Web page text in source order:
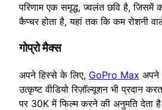
परिणाम एक समृद्ध, ज्वलंत छवि है, जिसमें
कैप्चर होता है, यहां तक कि कम रोशनी
गोप्रो मैक्स
अपने हिस्से के लिए, GoPro Max अपने
उत्कृष्ट वीडियो रिज़ॉल्यूशन भी प्रदान
पर 30K में फिल्म करने की अनुमति देता